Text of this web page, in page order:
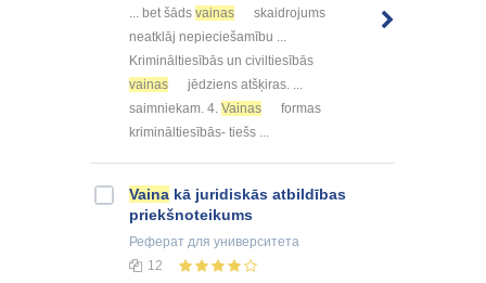
... bet šāds vainas
skaidrojums
neatklāj nepieciešamību ...
Krimināltiesībās un civiltiesībās
vainas
jēdziens atšķiras. ...
saimniekam. 4. Vainas
formas
krimināltiesībās- tiešs ...
Vaina kā juridiskās atbildības
priekšnoteikums
Реферат для университета
12